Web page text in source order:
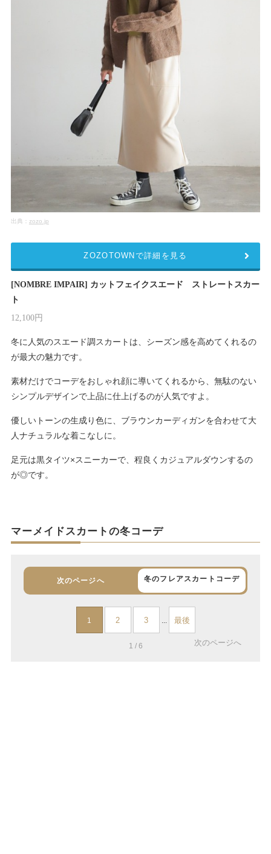
出典： zozo.jp
[NOMBRE IMPAIR] カットフェイクスエード ストレートスカー
ト
12,100円
冬に人気のスエード調スカートは、シーズン感を高めてくれるの
が最大の魅力です。
素材だけでコーデをおしゃれ顔に導いてくれるから、無駄のない
シンプルデザインで上品に仕上げるのが人気ですよ。
優しいトーンの生成り色に、ブラウンカーディガンを合わせて大
人ナチュラルな着こなしに。
足元は黒タイツ×スニーカーで、程良くカジュアルダウンするの
が◎です。
ZOZOTOWNで詳細を見る
マーメイドスカートの冬コーデ
次のページへ 冬のフレアスカートコーデ
1 2 3 ... 最後
1 / 6 次のページへ